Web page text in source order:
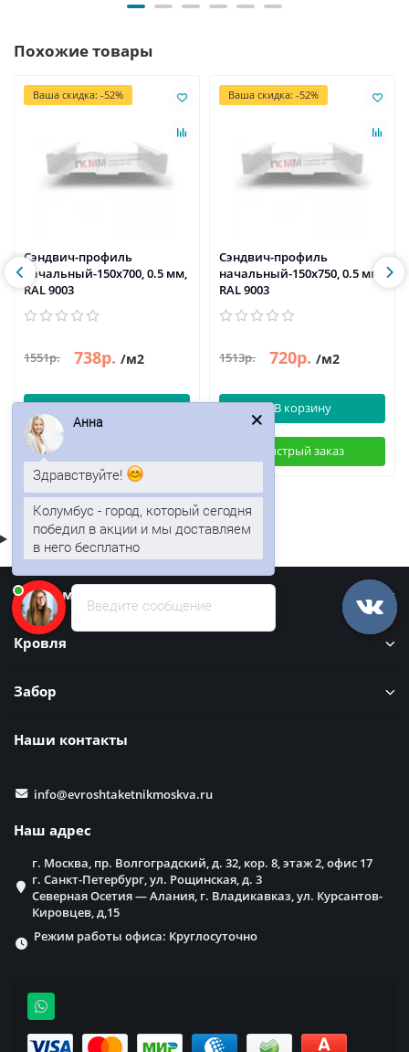
Похожие товары
Ваша скидка: -52%
Сэндвич-профиль
начальный-150х700, 0.5 мм,
RAL 9003
1551р. 738р. /м2
В корзину
Ваша скидка: -52%
Сэндвич-профиль
начальный-150х750, 0.5 мм,
RAL 9003
1513р. 720р. /м2
В корзину
Быстрый заказ
Информация
Кровля
Забор
Наши контакты
info@evroshtaketnikmoskva.ru
Наш адрес
г. Москва, пр. Волгоградский, д. 32, кор. 8, этаж 2, офис 17
г. Санкт-Петербург, ул. Рощинская, д. 3
Северная Осетия — Алания, г. Владикавказ, ул. Курсантов-
Кировцев, д,15
Режим работы офиса: Круглосуточно
Введите сообщение
Анна
Здравствуйте!
Колумбус - город, который сегодня
победил в акции и мы доставляем
в него бесплатно